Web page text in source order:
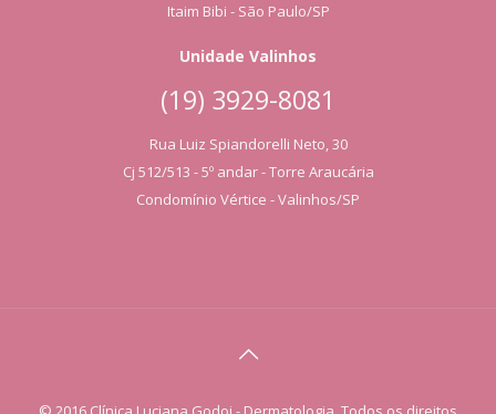
Itaim Bibi - São Paulo/SP
Unidade Valinhos
(19) 3929-8081
Rua Luiz Spiandorelli Neto, 30
Cj 512/513 - 5º andar - Torre Araucária
Condomínio Vértice - Valinhos/SP